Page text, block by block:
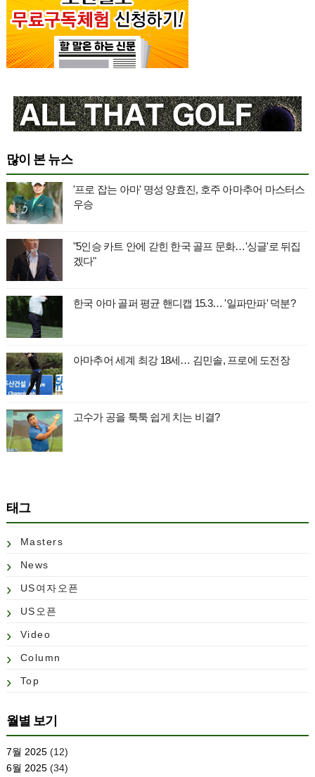
많이 본 뉴스
'프로 잡는 아마' 명성 양효진, 호주 아마추어 마스터스
우승
"5인승 카트 안에 갇힌 한국 골프 문화…'싱글'로 뒤집
겠다"
한국 아마 골퍼 평균 핸디캡 15.3… '일파만파' 덕분?
아마추어 세계 최강 18세… 김민솔, 프로에 도전장
고수가 공을 툭툭 쉽게 치는 비결?
태그
Masters
News
US여자오픈
US오픈
Video
Column
Top
월별 보기
7월 2025(12)
6월 2025(34)